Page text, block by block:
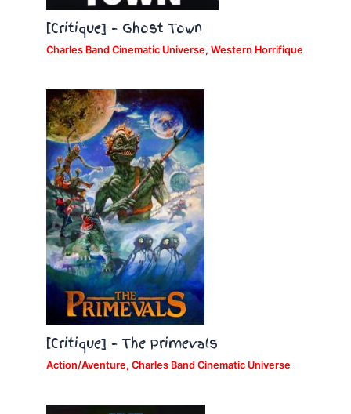
[Critique] – Ghost Town
Charles Band Cinematic Universe, Western Horrifique
[Critique] – The Primevals
Action/Aventure, Charles Band Cinematic Universe